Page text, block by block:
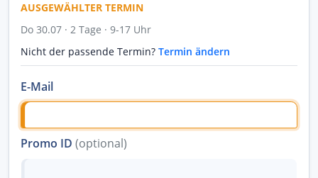
AUSGEWÄHLTER TERMIN
Do 30.07 · 2 Tage · 9-17 Uhr
Nicht der passende Termin? Termin ändern
E-Mail
Promo ID (optional)